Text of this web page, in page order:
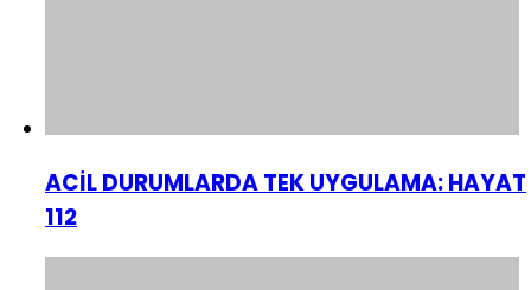
ACİL DURUMLARDA TEK UYGULAMA: HAYAT
112